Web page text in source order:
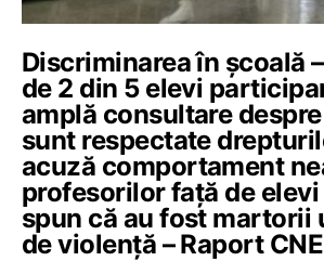
Discriminarea în școală
de 2 din 5 elevi
amplă consultare
sunt respectate
acuză comportament
profesorilor față de
spun că au fost martorii
de violență – Raport CNE